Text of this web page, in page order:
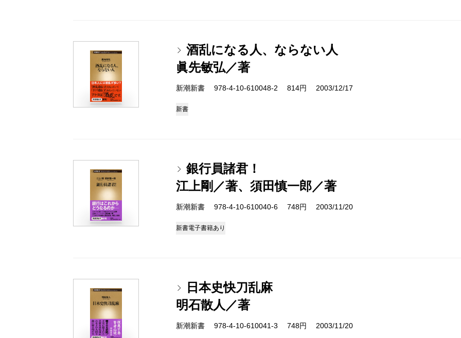
酒乱になる人、ならない人
眞先敏弘／著
新潮新書 978-4-10-610048-2 814円 2003/12/17
新書
銀行員諸君！
江上剛／著、須田慎一郎／著
新潮新書 978-4-10-610040-6 748円 2003/11/20
新書電子書籍あり
日本史快刀乱麻
明石散人／著
新潮新書 978-4-10-610041-3 748円 2003/11/20